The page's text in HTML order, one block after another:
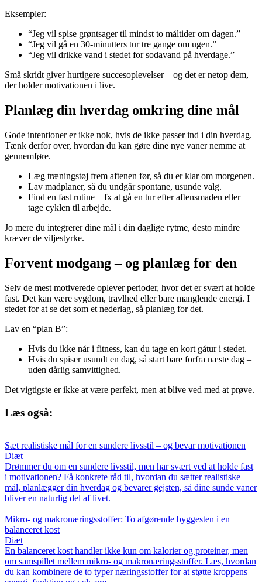
Eksempler:
“Jeg vil spise grøntsager til mindst to måltider om dagen.”
“Jeg vil gå en 30-minutters tur tre gange om ugen.”
“Jeg vil drikke vand i stedet for sodavand på hverdage.”
Små skridt giver hurtigere succesoplevelser – og det er netop dem,
der holder motivationen i live.
Planlæg din hverdag omkring dine mål
Gode intentioner er ikke nok, hvis de ikke passer ind i din hverdag.
Tænk derfor over, hvordan du kan gøre dine nye vaner nemme at
gennemføre.
Læg træningstøj frem aftenen før, så du er klar om morgenen.
Lav madplaner, så du undgår spontane, usunde valg.
Find en fast rutine – fx at gå en tur efter aftensmaden eller
tage cyklen til arbejde.
Jo mere du integrerer dine mål i din daglige rytme, desto mindre
kræver de viljestyrke.
Forvent modgang – og planlæg for den
Selv de mest motiverede oplever perioder, hvor det er svært at holde
fast. Det kan være sygdom, travlhed eller bare manglende energi. I
stedet for at se det som et nederlag, så planlæg for det.
Lav en “plan B”:
Hvis du ikke når i fitness, kan du tage en kort gåtur i stedet.
Hvis du spiser usundt en dag, så start bare forfra næste dag –
uden dårlig samvittighed.
Det vigtigste er ikke at være perfekt, men at blive ved med at prøve.
Læs også:
Sæt realistiske mål for en sundere livsstil – og bevar motivationen
Diæt
Drømmer du om en sundere livsstil, men har svært ved at holde fast
i motivationen? Få konkrete råd til, hvordan du sætter realistiske
mål, planlægger din hverdag og bevarer gejsten, så dine sunde vaner
bliver en naturlig del af livet.
Mikro- og makronæringsstoffer: To afgørende byggesten i en
balanceret kost
Diæt
En balanceret kost handler ikke kun om kalorier og proteiner, men
om samspillet mellem mikro- og makronæringsstoffer. Læs, hvordan
du kan kombinere de to typer næringsstoffer for at støtte kroppens